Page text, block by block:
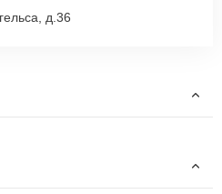
д.36